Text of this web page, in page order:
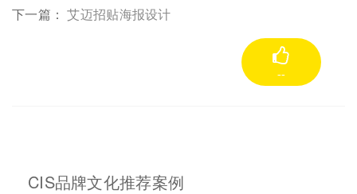
下一篇：艾迈招贴海报设计
--
CIS品牌文化推荐案例